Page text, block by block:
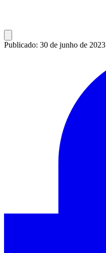
Publicado: 30 de junho de 2023